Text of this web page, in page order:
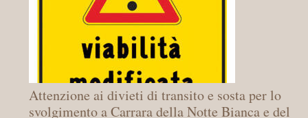
Attenzione ai divieti di transito e sosta per lo
svolgimento a Carrara della Notte Bianca e del